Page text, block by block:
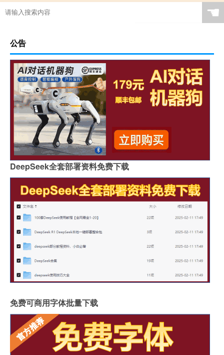
☚
公告
DeepSeek全套部署资料免费下载
免费可商用字体批量下载